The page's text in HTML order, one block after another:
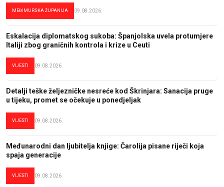
MEĐIMURSKA ŽUPANIJA 09.08.2026.
Eskalacija diplomatskog sukoba: Španjolska uvela protumjere
Italiji zbog graničnih kontrola i krize u Ceuti
VIJESTI 09.08.2026.
Detalji teške željezničke nesreće kod Škrinjara: Sanacija pruge
u tijeku, promet se očekuje u ponedjeljak
VIJESTI 09.08.2026.
Međunarodni dan ljubitelja knjige: Čarolija pisane riječi koja
spaja generacije
VIJESTI 09.08.2026.